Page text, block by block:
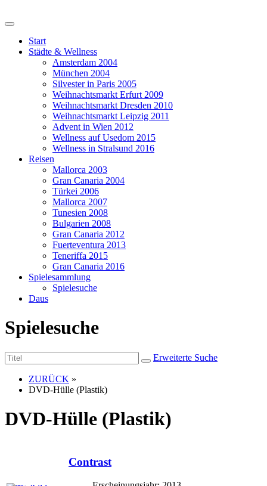
Start
Städte & Wellness
Amsterdam 2004
München 2004
Silvester in Paris 2005
Weihnachtsmarkt Erfurt 2009
Weihnachtsmarkt Dresden 2010
Weihnachtsmarkt Leipzig 2011
Advent in Wien 2012
Wellness auf Usedom 2015
Wellness in Stralsund 2016
Reisen
Mallorca 2003
Gran Canaria 2004
Türkei 2006
Mallorca 2007
Tunesien 2008
Bulgarien 2008
Gran Canaria 2012
Fuerteventura 2013
Teneriffa 2015
Gran Canaria 2016
Spielesammlung
Spielesuche
Daus
Spielesuche
Erweiterte Suche
ZURÜCK »
DVD-Hülle (Plastik)
DVD-Hülle (Plastik)
Contrast